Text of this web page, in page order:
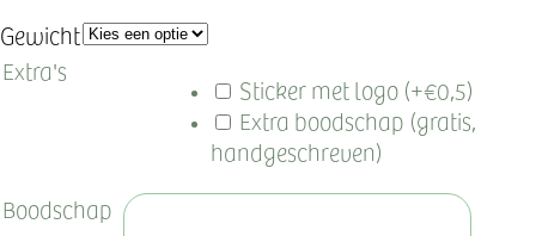
Gewicht
Extra's
Sticker met logo (+€0,5)
Extra boodschap (gratis,
handgeschreven)
Boodschap